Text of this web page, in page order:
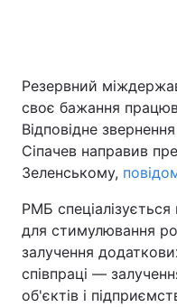
Резервний
своє бажання
Відповідне
Сіпачев направив
Зеленському,
РМБ
для стимулювання
залучення
співпраці —
об'єктів і